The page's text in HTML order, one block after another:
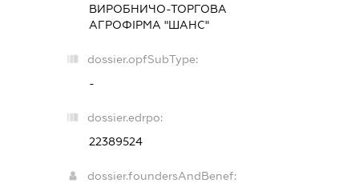
ВИРОБНИЧО-ТОРГОВА
АГРОФІРМА "ШАНС"
dossier.opfSubType:
-
dossier.edrpo:
22389524
dossier.foundersAndBenef: